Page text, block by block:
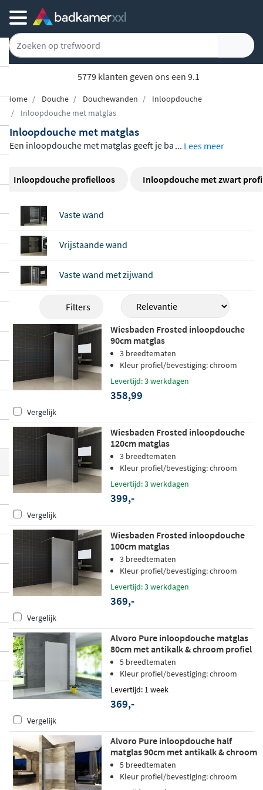
5779 klanten geven ons een 9.1
Home Douche Douchewanden
Inloopdouche
Inloopdouche met matglas
Inloopdouche met matglas
Een inloopdouche met matglas geeft je ba
n biedt tegelijkertijd de privacy die je zoek
er dat je er doorheen kunt kijken, wat he
m ideaal maakt voor gedeelde badkamers
of open badkameropstellingen. In dit ass
ortiment vind je modellen van Wiesbaden,
Alvoro en Van Rijn Products, inbreedtes v
an 30 tot 140 cm
jn er ook uitvoeringen met een
gedeeltelij
voor wie een subtielere com
binatie van transparantie en privacy prefe
reert. Vrijwel alle modellen zijn voorzien v
antikalkbehandeling en stevig veili
gheidsglas, zodat je douchewand er jarenl
... Lees meer
Inloopdouche profielloos Inloopdouche met zwart
Vaste wand
Vrijstaande wand
Vaste wand met zijwand
Filters
Wiesbaden Frosted inloopdouche
90cm matglas
3 breedtematen
Kleur profiel/bevestiging: chroom
Levertijd: 3 werkdagen
358,99
Vergelijk
Wiesbaden Frosted inloopdouche
120cm matglas
3 breedtematen
Kleur profiel/bevestiging: chroom
Levertijd: 3 werkdagen
399,-
Vergelijk
Wiesbaden Frosted inloopdouche
100cm matglas
3 breedtematen
Kleur profiel/bevestiging: chroom
Levertijd: 3 werkdagen
369,-
Vergelijk
Alvoro Pure inloopdouche matglas
80cm met antikalk & chroom profiel
5 breedtematen
Kleur profiel/bevestiging: chroom
Levertijd: 1 week
369,-
Vergelijk
Alvoro Pure inloopdouche half
matglas 90cm met antikalk & chroom
profiel
5 breedtematen
Kleur profiel/bevestiging: chroom